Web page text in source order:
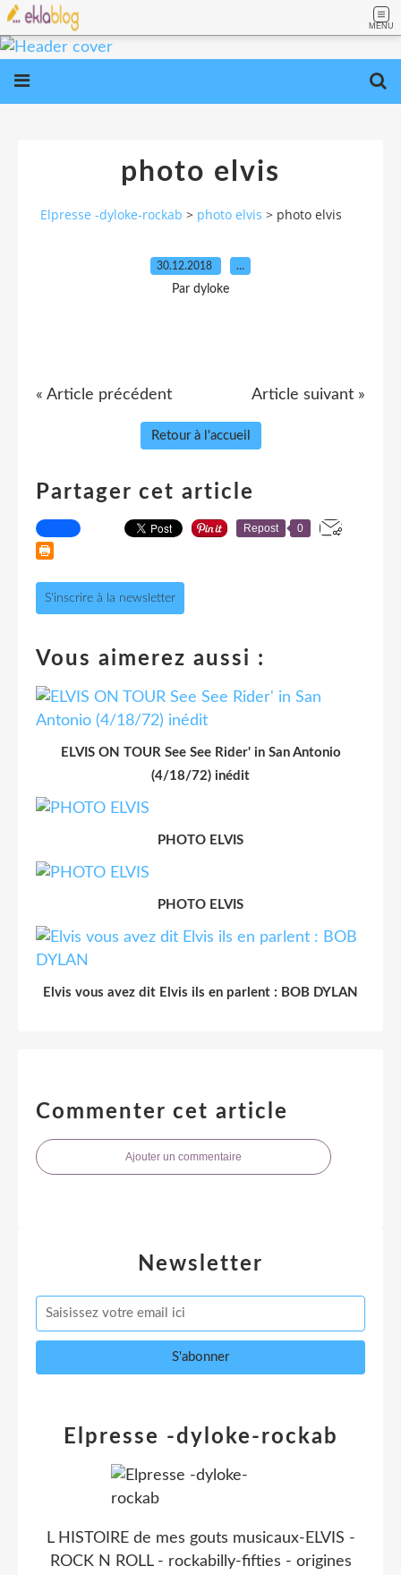
MENU
photo elvis
Elpresse -dyloke-rockab > photo elvis > photo elvis
30.12.2018 …
Par dyloke
« Article précédent Article suivant »
Retour à l'accueil
Partager cet article
Repost 0
S'inscrire à la newsletter
Vous aimerez aussi :
ELVIS ON TOUR See See Rider' in San Antonio
(4/18/72) inédit
PHOTO ELVIS
PHOTO ELVIS
Elvis vous avez dit Elvis ils en parlent : BOB DYLAN
Commenter cet article
Ajouter un commentaire
Newsletter
Elpresse -dyloke-rockab
L HISTOIRE de mes gouts musicaux-ELVIS -
ROCK N ROLL - rockabilly-fifties - origines